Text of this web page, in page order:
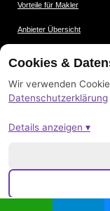
Vorteile für Makler
Anbieter Übersicht
Bildnachweis
Impressum
Cookies &
Wir verwenden
Datenschutzerklärung
Details anzeigen ▾